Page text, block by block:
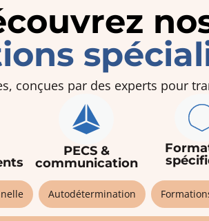
conçues par des experts pour
PECS &
communication
Autodétermination